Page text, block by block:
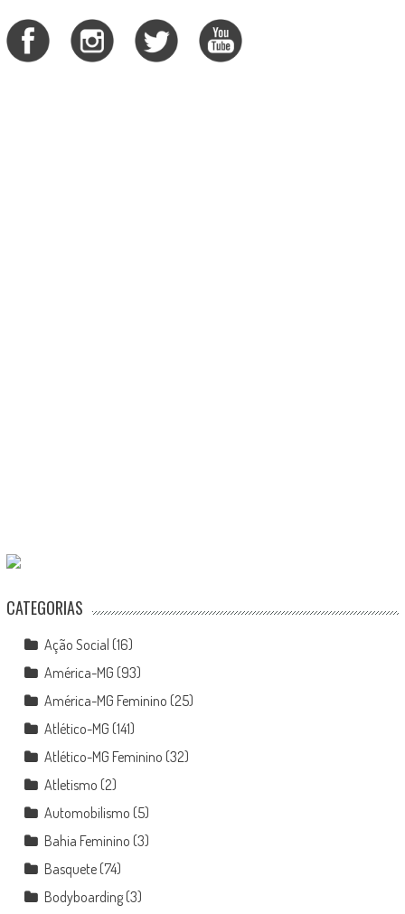
CATEGORIAS
Ação Social (16)
América-MG (93)
América-MG Feminino (25)
Atlético-MG (141)
Atlético-MG Feminino (32)
Atletismo (2)
Automobilismo (5)
Bahia Feminino (3)
Basquete(74)
Bodyboarding(3)